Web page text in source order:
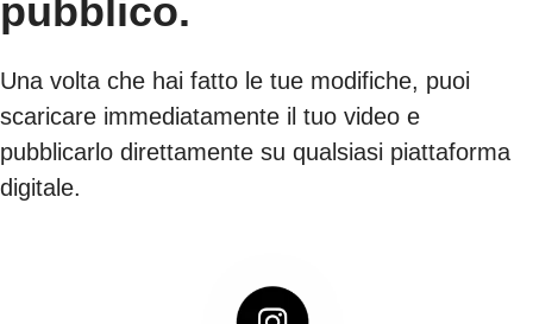
pubblico.
Una volta che hai fatto le tue modifiche, puoi
scaricare immediatamente il tuo video e
pubblicarlo direttamente su qualsiasi piattaforma
digitale.